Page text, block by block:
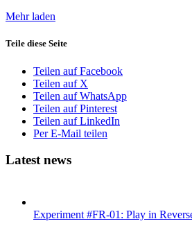
Mehr laden
Teile diese Seite
Teilen auf Facebook
Teilen auf X
Teilen auf WhatsApp
Teilen auf Pinterest
Teilen auf LinkedIn
Per E-Mail teilen
Latest news
Experiment #FR-01: Play in